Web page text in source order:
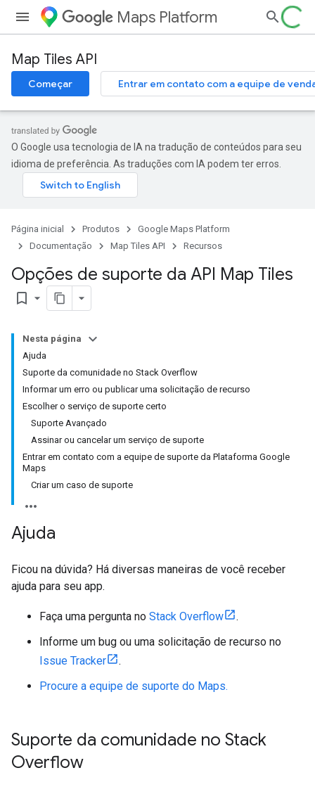
Maps Platform
Map Tiles API
Começar Entrar em contato com a equipe de
O Google usa tecnologia de IA na tradução de conteúdos para seu
idioma de preferência. As traduções com IA podem ter erros.
Página inicial Produtos
Google Maps Platform
Documentação
Map Tiles API Recursos
Opções de suporte da API Map Tiles
bookmark_border
Nesta página
Ajuda
Suporte da comunidade no Stack Overflow
Informar um erro ou publicar uma solicitação de recurso
Escolher o serviço de suporte certo
Suporte Avançado
Assinar ou cancelar um serviço de suporte
Entrar em contato com a equipe de suporte da Plataforma Google
Maps
Criar um caso de suporte
Ajuda
Ficou na dúvida? Há diversas maneiras de você receber
ajuda para seu app.
Faça uma pergunta no Stack Overflow
.
Informe um bug ou uma solicitação de recurso no
Issue Tracker
.
Procure a equipe de suporte do Maps.
Suporte da comunidade no Stack
Overflow